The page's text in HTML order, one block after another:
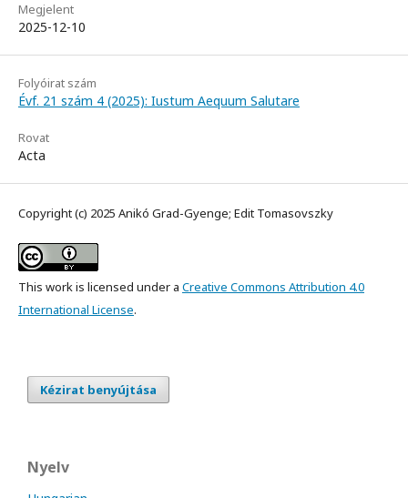
Megjelent
2025-12-10
Folyóirat szám
Évf. 21 szám 4 (2025): Iustum Aequum Salutare
Rovat
Acta
Copyright (c) 2025 Anikó Grad-Gyenge; Edit Tomasovszky
This work is licensed under a Creative Commons Attribution 4.0
International License.
Kézirat benyújtása
Nyelv